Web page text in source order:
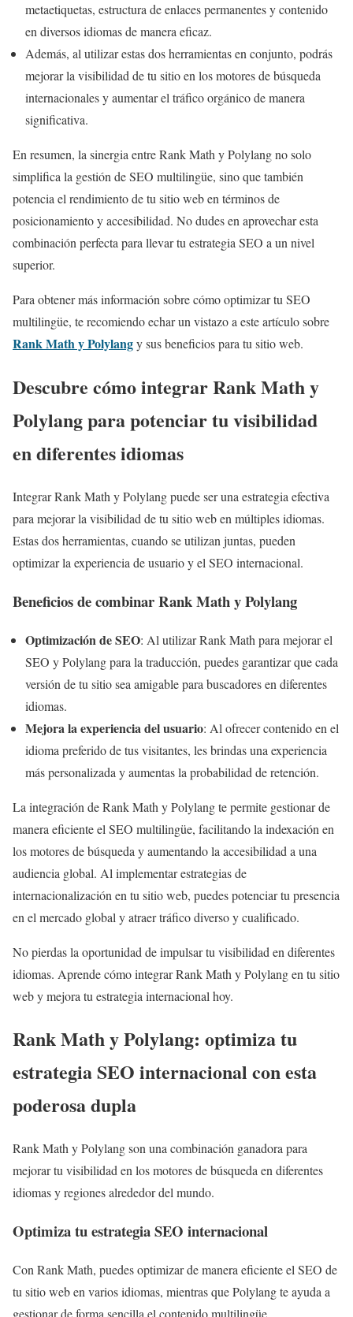
metaetiquetas, estructura de enlaces permanentes y contenido
en diversos idiomas de manera eficaz.
Además, al utilizar estas dos herramientas en conjunto, podrás
mejorar la visibilidad de tu sitio en los motores de búsqueda
internacionales y aumentar el tráfico orgánico de manera
significativa.
En resumen, la sinergia entre Rank Math y Polylang no solo
simplifica la gestión de SEO multilingüe, sino que también
potencia el rendimiento de tu sitio web en términos de
posicionamiento y accesibilidad. No dudes en aprovechar esta
combinación perfecta para llevar tu estrategia SEO a un nivel
superior.
Para obtener más información sobre cómo optimizar tu SEO
multilingüe, te recomiendo echar un vistazo a este artículo sobre
Rank Math y Polylangy sus beneficios para tu sitio web.
Descubre cómo integrar Rank Math y
Polylang para potenciar tu visibilidad
en diferentes idiomas
Integrar Rank Math y Polylang puede ser una estrategia efectiva
para mejorar la visibilidad de tu sitio web en múltiples idiomas.
Estas dos herramientas, cuando se utilizan juntas, pueden
optimizar la experiencia de usuario y el SEO internacional.
Beneficios de combinar Rank Math y Polylang
Optimización de SEO: Al utilizar Rank Math para mejorar el
SEO y Polylang para la traducción, puedes garantizar que cada
versión de tu sitio sea amigable para buscadores en diferentes
idiomas.
Mejora la experiencia del usuario: Al ofrecer contenido en el
idioma preferido de tus visitantes, les brindas una experiencia
más personalizada y aumentas la probabilidad de retención.
La integración de Rank Math y Polylang te permite gestionar de
manera eficiente el SEO multilingüe, facilitando la indexación en
los motores de búsqueda y aumentando la accesibilidad a una
audiencia global. Al implementar estrategias de
internacionalización en tu sitio web, puedes potenciar tu presencia
en el mercado global y atraer tráfico diverso y cualificado.
No pierdas la oportunidad de impulsar tu visibilidad en diferentes
idiomas. Aprende cómo integrar Rank Math y Polylang en tu sitio
web y mejora tu estrategia internacional hoy.
Rank Math y Polylang: optimiza tu
estrategia SEO internacional con esta
poderosa dupla
Rank Math y Polylang son una combinación ganadora para
mejorar tu visibilidad en los motores de búsqueda en diferentes
idiomas y regiones alrededor del mundo.
Optimiza tu estrategia SEO internacional
Con Rank Math, puedes optimizar de manera eficiente el SEO de
tu sitio web en varios idiomas, mientras que Polylang te ayuda a
gestionar de forma sencilla el contenido multilingüe.